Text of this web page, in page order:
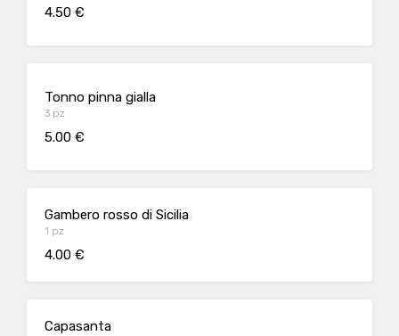
4.50 €
Tonno pinna gialla
3 pz
5.00 €
Gambero rosso di Sicilia
1 pz
4.00 €
Capasanta